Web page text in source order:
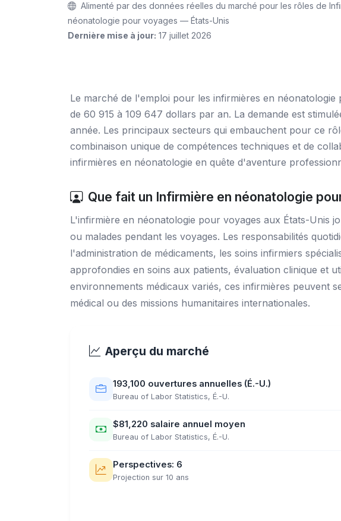
Alimenté par des données réelles du marché pour les rôles de
néonatologie pour voyages — États-Unis
Dernière mise à jour: 17 juillet 2026
Le marché de l'emploi pour les infirmières en
de 60 915 à 109 647 dollars par an. La demande est
année. Les principaux secteurs qui embauchent pour ce
combinaison unique de compétences techniques et de
infirmières en néonatologie en quête d'aventure
Que fait un Infirmière en néonatologie
L'infirmière en néonatologie pour voyages aux États-Unis
ou malades pendant les voyages. Les responsabilités
l'administration de médicaments, les soins infirmiers
approfondies en soins aux patients, évaluation clinique et
environnements médicaux variés, ces infirmières peuvent
médical ou des missions humanitaires internationales.
Aperçu du marché
193,100 ouvertures annuelles (É.-U.)
Bureau of Labor Statistics, É.-U.
$81,220 salaire annuel moyen
Bureau of Labor Statistics, É.-U.
Perspectives: 6
Projection sur 10 ans